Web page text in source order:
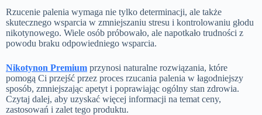
Rzucenie palenia wymaga nie tylko determinacji, ale także
skutecznego wsparcia w zmniejszaniu stresu i kontrolowaniu głodu
nikotynowego. Wiele osób próbowało, ale napotkało trudności z
powodu braku odpowiedniego wsparcia.
Nikotynon Premium przynosi naturalne rozwiązania, które
pomogą Ci przejść przez proces rzucania palenia w łagodniejszy
sposób, zmniejszając apetyt i poprawiając ogólny stan zdrowia.
Czytaj dalej, aby uzyskać więcej informacji na temat ceny,
zastosowań i zalet tego produktu.